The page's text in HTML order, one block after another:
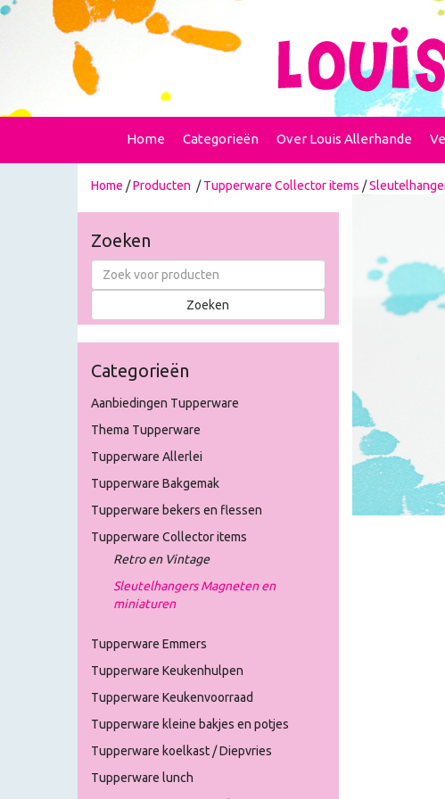
Home Categorieën Over Louis Allerhande
Home /Producten /Tupperware Collector items /
Zoeken
Categorieën
Aanbiedingen Tupperware
Thema Tupperware
Tupperware Allerlei
Tupperware Bakgemak
Tupperware bekers en flessen
Tupperware Collector items
Retro en Vintage
Sleutelhangers Magneten en
miniaturen
Tupperware Emmers
Tupperware Keukenhulpen
Tupperware Keukenvoorraad
Tupperware kleine bakjes en potjes
Tupperware koelkast / Diepvries
Tupperware lunch